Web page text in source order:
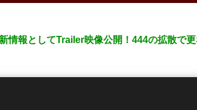
情報としてTrailer映像公開！444の拡散で